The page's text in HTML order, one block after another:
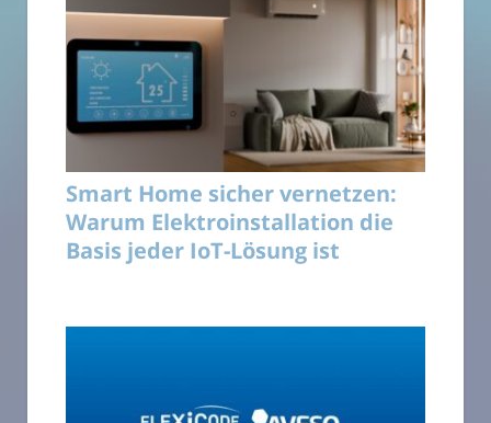
Smart Home sicher vernetzen:
Warum Elektroinstallation die
Basis jeder IoT-Lösung ist